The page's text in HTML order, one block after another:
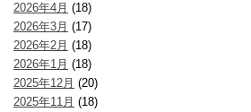
2026年4月 (18)
2026年3月 (17)
2026年2月 (18)
2026年1月 (18)
2025年12月 (20)
2025年11月 (18)